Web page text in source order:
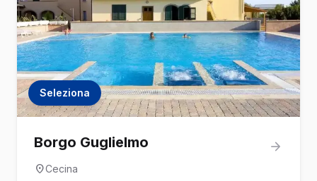
Seleziona
Borgo Guglielmo
Cecina